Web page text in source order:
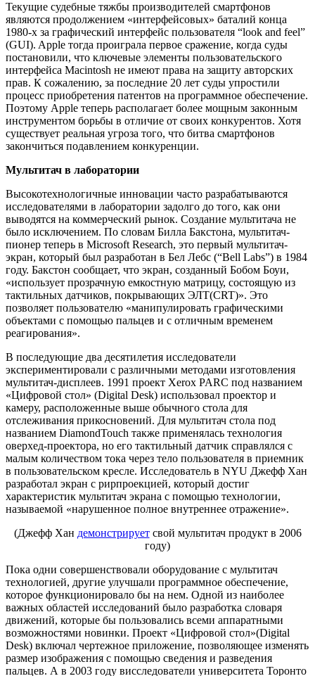
Текущие судебные тяжбы производителей смартфонов
являются продолжением «интерфейсовых» баталий конца
1980-х за графический интерфейс пользователя “look and feel”
(GUI). Apple тогда проиграла первое сражение, когда суды
постановили, что ключевые элементы пользовательского
интерфейса Macintosh не имеют права на защиту авторских
прав. К сожалению, за последние 20 лет суды упростили
процесс приобретения патентов на программное обеспечение.
Поэтому Apple теперь располагает более мощным законным
инструментом борьбы в отличие от своих конкурентов. Хотя
существует реальная угроза того, что битва смартфонов
закончиться подавлением конкуренции.
Мультитач в лаборатории
Высокотехнологичные инновации часто разрабатываются
исследователями в лаборатории задолго до того, как они
выводятся на коммерческий рынок. Создание мультитача не
было исключением. По словам Билла Бакстона, мультитач-
пионер теперь в Microsoft Research, это первый мультитач-
экран, который был разработан в Бел Лебс (“Bell Labs”) в 1984
году. Бакстон сообщает, что экран, созданный Бобом Боуи,
«использует прозрачную емкостную матрицу, состоящую из
тактильных датчиков, покрывающих ЭЛТ(CRT)». Это
позволяет пользователю «манипулировать графическими
объектами с помощью пальцев и с отличным временем
реагирования».
В последующие два десятилетия исследователи
экспериментировали с различными методами изготовления
мультитач-дисплеев. 1991 проект Xerox PARC под названием
«Цифровой стол» (Digital Desk) использовал проектор и
камеру, расположенные выше обычного стола для
отслеживания прикосновений. Для мультитач стола под
названием DiamondTouch также применялась технология
оверхед-проектора, но его тактильный датчик справлялся с
малым количеством тока через тело пользователя в приемник
в пользовательском кресле. Исследователь в NYU Джефф Хан
разработал экран с рирпроекцией, который достиг
характеристик мультитач экрана с помощью технологии,
называемой «нарушенное полное внутреннее отражение».
(Джефф Хан демонстрируетсвой мультитач продукт в 2006
году)
Пока одни совершенствовали оборудование с мультитач
технологией, другие улучшали программное обеспечение,
которое функционировало бы на нем. Одной из наиболее
важных областей исследований было разработка словаря
движений, которые бы пользовались всеми аппаратными
возможностями новинки. Проект «Цифровой стол»(Digital
Desk) включал чертежное приложение, позволяющее изменять
размер изображения с помощью сведения и разведения
пальцев. А в 2003 году висследователи университета Торонто